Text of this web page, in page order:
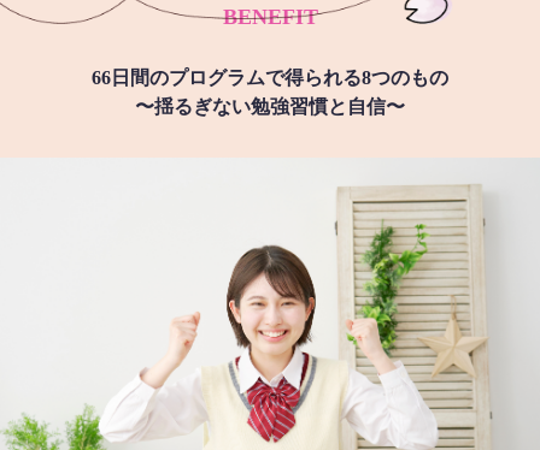
BENEFIT
66日間のプログラムで得られる8つのもの
〜揺るぎない勉強習慣と自信〜